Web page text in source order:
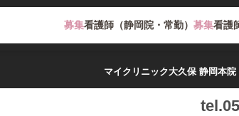
募集看護師（静岡院・常勤） 募集看護
マイクリニック大久保 静岡本院